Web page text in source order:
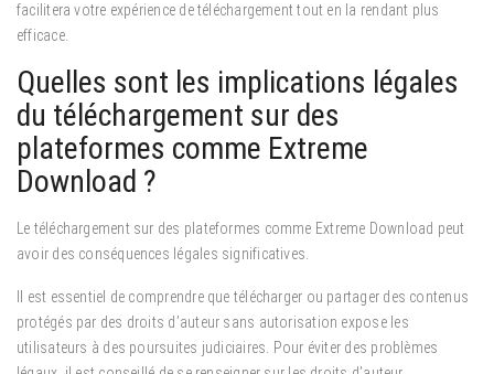
facilitera votre expérience de téléchargement tout en la rendant plus
efficace.
Quelles sont les implications légales
du téléchargement sur des
plateformes comme Extreme
Download ?
Le téléchargement sur des plateformes comme Extreme Download peut
avoir des conséquences légales significatives.
Il est essentiel de comprendre que télécharger ou partager des contenus
protégés par des droits d’auteur sans autorisation expose les
utilisateurs à des poursuites judiciaires. Pour éviter des problèmes